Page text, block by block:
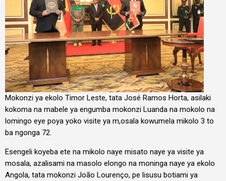
Mokonzi ya ekolo Timor Leste, tata José Ramos Horta, asilaki
kokoma na mabele ya engumba mokonzi Luanda na mokolo na
lomingo eye poya yoko visite ya m,osala kowumela mikolo 3 to
ba ngonga 72.
Esengeli koyeba ete na mikolo naye misato naye ya visite ya
mosala, azalisami na masolo elongo na moninga naye ya ekolo
Angola, tata mokonzi João Lourenço, pe lisusu botiami ya